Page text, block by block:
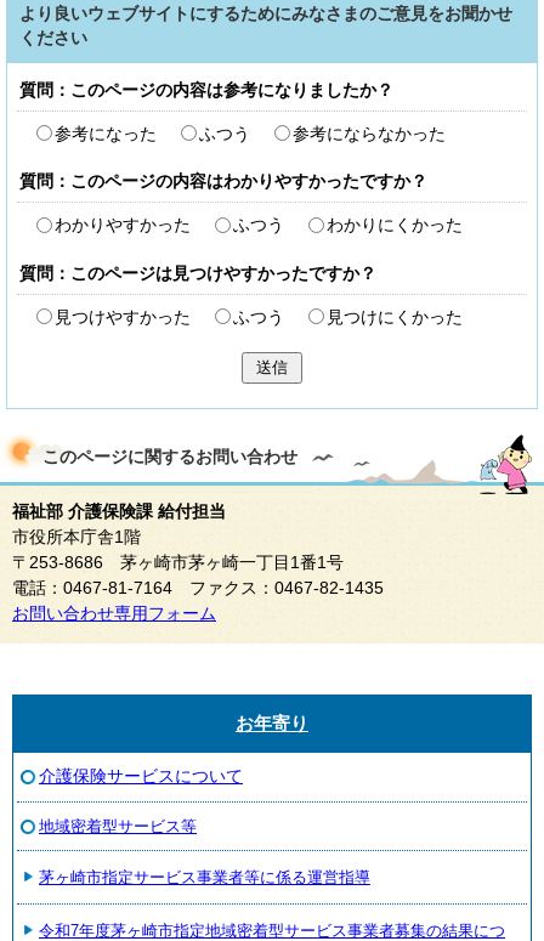
より良いウェブサイトにするためにみなさまのご意見をお聞かせ
ください
質問：このページの内容は参考になりましたか？
参考になった ふつう 参考にならなかった
質問：このページの内容はわかりやすかったですか？
わかりやすかった ふつう わかりにくかった
質問：このページは見つけやすかったですか？
見つけやすかった ふつう 見つけにくかった
送信
このページに関するお問い合わせ
福祉部 介護保険課 給付担当
市役所本庁舎1階
〒253-8686 茅ヶ崎市茅ヶ崎一丁目1番1号
電話：0467-81-7164 ファクス：0467-82-1435
お問い合わせ専用フォーム
お年寄り
介護保険サービスについて
地域密着型サービス等
茅ヶ崎市指定サービス事業者等に係る運営指導
令和7年度茅ヶ崎市指定地域密着型サービス事業者募集の結果につ